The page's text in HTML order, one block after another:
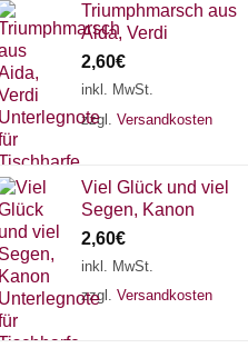
Triumphmarsch aus
Aida, Verdi
2,60€
inkl. MwSt.
zzgl. Versandkosten
Viel Glück und viel
Segen, Kanon
2,60€
inkl. MwSt.
zzgl. Versandkosten